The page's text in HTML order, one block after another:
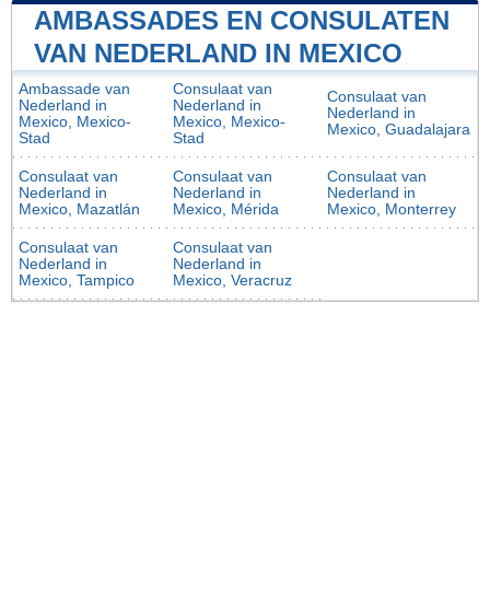
AMBASSADES EN CONSULATEN
VAN NEDERLAND IN MEXICO
Ambassade van
Nederland in
Mexico, Mexico-
Stad
Consulaat van
Nederland in
Mexico, Mexico-
Stad
Consulaat van
Nederland in
Mexico, Guadalajara
Consulaat van
Nederland in
Mexico, Mazatlán
Consulaat van
Nederland in
Mexico, Mérida
Consulaat van
Nederland in
Mexico, Monterrey
Consulaat van
Nederland in
Mexico, Tampico
Consulaat van
Nederland in
Mexico, Veracruz